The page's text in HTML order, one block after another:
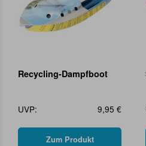
Recycling-Dampfboot
UVP: 9,95 €
Zum Produkt